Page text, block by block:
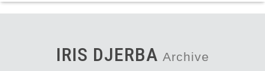
IRIS DJERBA Archive